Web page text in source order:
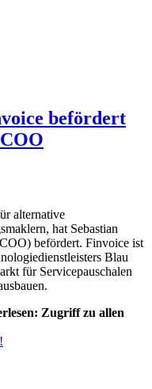
befördert
alternative
hat Sebastian
befördert. Finvoice ist
Blau
für Servicepauschalen
Zugriff zu allen